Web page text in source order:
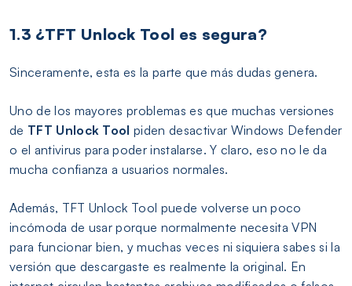
1.3 ¿TFT Unlock Tool es segura?
Sinceramente, esta es la parte que más dudas genera.
Uno de los mayores problemas es que muchas versiones
de TFT Unlock Tool piden desactivar Windows Defender
o el antivirus para poder instalarse. Y claro, eso no le da
mucha confianza a usuarios normales.
Además, TFT Unlock Tool puede volverse un poco
incómoda de usar porque normalmente necesita VPN
para funcionar bien, y muchas veces ni siquiera sabes si la
versión que descargaste es realmente la original. En